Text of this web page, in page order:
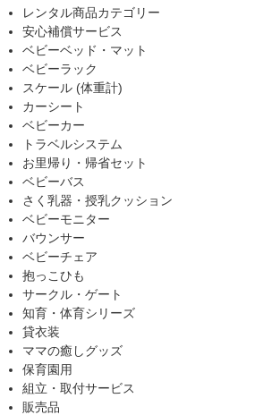
レンタル商品カテゴリー
安心補償サービス
ベビーベッド・マット
ベビーラック
スケール (体重計)
カーシート
ベビーカー
トラベルシステム
お里帰り・帰省セット
ベビーバス
さく乳器・授乳クッション
ベビーモニター
バウンサー
ベビーチェア
抱っこひも
サークル・ゲート
知育・体育シリーズ
貸衣装
ママの癒しグッズ
保育園用
組立・取付サービス
販売品